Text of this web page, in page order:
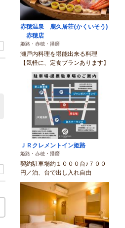
赤穂温泉 鹿久居荘(かくいそう)
赤穂店
姫路・赤穂・播磨
瀬戸内料理を堪能出来る料理
【気軽に、定食プランあります】
ＪＲクレメントイン姫路
姫路・赤穂・播磨
契約駐車場約１０００台♪７００
円／泊、台で出し入れ自由